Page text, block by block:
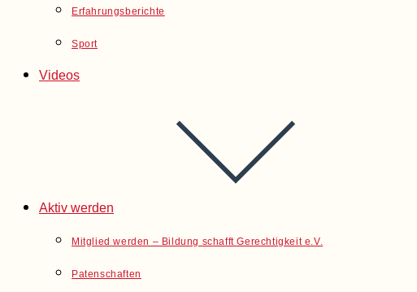
Erfahrungsberichte
Sport
Videos
Aktiv werden
Mitglied werden – Bildung schafft Gerechtigkeit e.V.
Patenschaften